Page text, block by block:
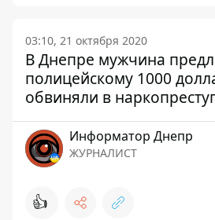
03:10, 21 октября 2020
В Днепре мужчина
полицейскому 1000
обвиняли в
Информатор Днепр
ЖУРНАЛИСТ
👍